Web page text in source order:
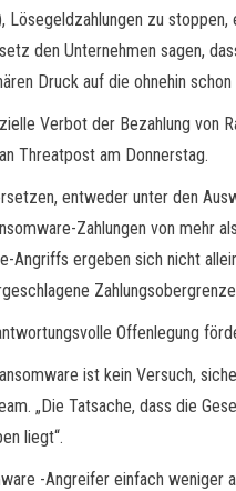
zu stoppen,
den Unternehmen sagen,
Druck auf die ohnehin
Verbot der Bezahlung von
Threatpost am Donnerstag.
entweder unter den
Zahlungen von mehr
Angriffs ergeben sich nicht
Offenlegung
ist kein Versuch,
„Die Tatsache, dass die
liegt“.
-Angreifer einfach weniger